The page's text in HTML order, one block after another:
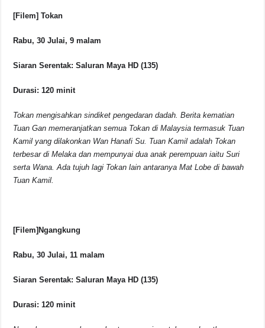
[Filem] Tokan
Rabu, 30 Julai, 9 malam
Siaran Serentak: Saluran Maya HD (135)
Durasi: 120 minit
Tokan mengisahkan sindiket pengedaran dadah. Berita kematian
Tuan Gan memeranjatkan semua Tokan di Malaysia termasuk Tuan
Kamil yang dilakonkan Wan Hanafi Su. Tuan Kamil adalah Tokan
terbesar di Melaka dan mempunyai dua anak perempuan iaitu Suri
serta Wana. Ada tujuh lagi Tokan lain antaranya Mat Lobe di bawah
Tuan Kamil.
[Filem]Ngangkung
Rabu, 30 Julai, 11 malam
Siaran Serentak: Saluran Maya HD (135)
Durasi: 120 minit